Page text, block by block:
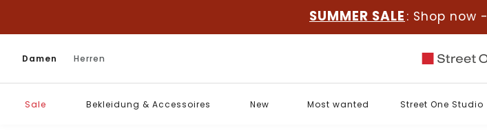
SUMMER SALE : Shop now -
Damen Herren
Sale Bekleidung & Accessoires New Most wanted Street One Studio